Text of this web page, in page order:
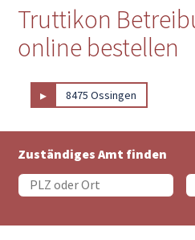
Truttikon
online bestellen
▸ 8475 Ossingen
Zuständiges Amt finden